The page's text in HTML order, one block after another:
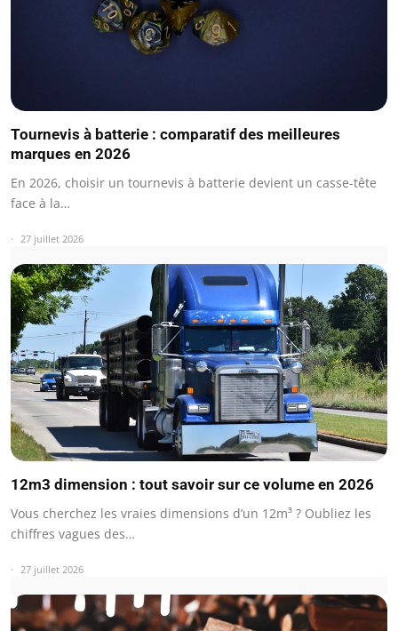
Tournevis à batterie : comparatif des meilleures
marques en 2026
En 2026, choisir un tournevis à batterie devient un casse-tête
face à la…
27 juillet 2026
12m3 dimension : tout savoir sur ce volume en 2026
Vous cherchez les vraies dimensions d’un 12m³ ? Oubliez les
chiffres vagues des…
27 juillet 2026